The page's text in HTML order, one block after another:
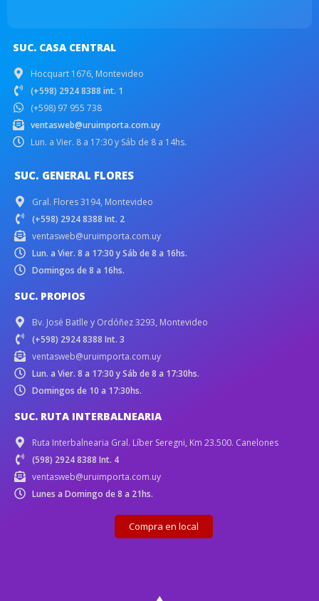
SUC. CASA CENTRAL
Hocquart 1676, Montevideo
(+598) 2924 8388 int. 1
(+598) 97 955 738
ventasweb@uruimporta.com.uy
Lun. a Vier. 8 a 17:30 y Sáb de 8 a 14hs.
SUC. GENERAL FLORES
Gral. Flores 3194, Montevideo
(+598) 2924 8388 Int. 2
ventasweb@uruimporta.com.uy
Lun. a Vier. 8 a 17:30 y Sáb de 8 a 16hs.
Domingos de 8 a 16hs.
SUC. PROPIOS
Bv. José Batlle y Ordóñez 3293, Montevideo
(+598) 2924 8388 Int. 3
ventasweb@uruimporta.com.uy
Lun. a Vier. 8 a 17:30 y Sáb de 8 a 17:30hs.
Domingos de 10 a 17:30hs.
SUC. RUTA INTERBALNEARIA
Ruta Interbalnearia Gral. Líber Seregni, Km 23.500. Canelones
(598) 2924 8388 Int. 4
ventasweb@uruimporta.com.uy
Lunes a Domingo de 8 a 21hs.
Compra en local